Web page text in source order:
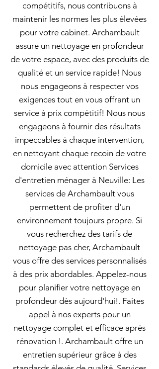
compétitifs, nous contribuons à
maintenir les normes les plus élevées
pour votre cabinet. Archambault
assure un nettoyage en profondeur
de votre espace, avec des produits de
qualité et un service rapide! Nous
nous engageons à respecter vos
exigences tout en vous offrant un
service à prix compétitif! Nous nous
engageons à fournir des résultats
impeccables à chaque intervention,
en nettoyant chaque recoin de votre
domicile avec attention Services
d'entretien ménager à Neuville: Les
services de Archambault vous
permettent de profiter d'un
environnement toujours propre. Si
vous recherchez des tarifs de
nettoyage pas cher, Archambault
vous offre des services personnalisés
à des prix abordables. Appelez-nous
pour planifier votre nettoyage en
profondeur dès aujourd'hui!. Faites
appel à nos experts pour un
nettoyage complet et efficace après
rénovation !. Archambault offre un
entretien supérieur grâce à des